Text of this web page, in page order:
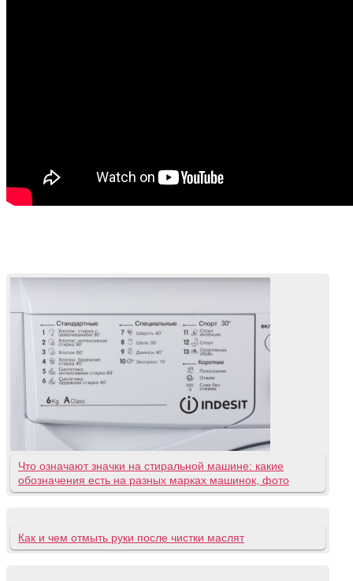
Что означают значки на стиральной машине: какие
обозначения есть на разных марках машинок, фото
Как и чем отмыть руки после чистки маслят